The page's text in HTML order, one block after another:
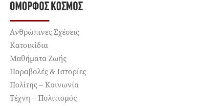
ΌΜΟΡΦΟΣ ΚΌΣΜΟΣ
Ανθρώπινες Σχέσεις
Κατοικίδια
Μαθήματα Ζωής
Παραβολές & Ιστορίες
Πολίτης – Κοινωνία
Τέχνη – Πολιτισμός